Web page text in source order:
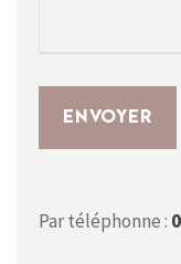
Par téléphonne :